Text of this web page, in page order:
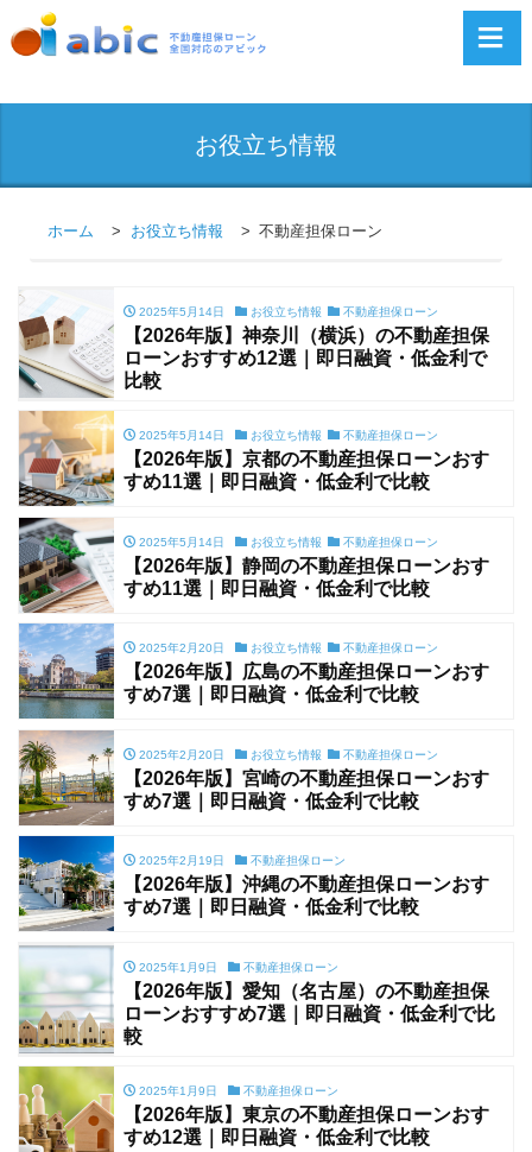
お役立ち情報
ホーム お役立ち情報 不動産担保ローン
2025年5月14日 お役立ち情報 不動産担保ローン
【2026年版】神奈川（横浜）の不動産担保
ローンおすすめ12選｜即日融資・低金利で
比較
2025年5月14日 お役立ち情報 不動産担保ローン
【2026年版】京都の不動産担保ローンおす
すめ11選｜即日融資・低金利で比較
2025年5月14日 お役立ち情報 不動産担保ローン
【2026年版】静岡の不動産担保ローンおす
すめ11選｜即日融資・低金利で比較
2025年2月20日 お役立ち情報 不動産担保ローン
【2026年版】広島の不動産担保ローンおす
すめ7選｜即日融資・低金利で比較
2025年2月20日 お役立ち情報 不動産担保ローン
【2026年版】宮崎の不動産担保ローンおす
すめ7選｜即日融資・低金利で比較
2025年2月19日 不動産担保ローン
【2026年版】沖縄の不動産担保ローンおす
すめ7選｜即日融資・低金利で比較
2025年1月9日 不動産担保ローン
【2026年版】愛知（名古屋）の不動産担保
ローンおすすめ7選｜即日融資・低金利で比
較
2025年1月9日 不動産担保ローン
【2026年版】東京の不動産担保ローンおす
すめ12選｜即日融資・低金利で比較